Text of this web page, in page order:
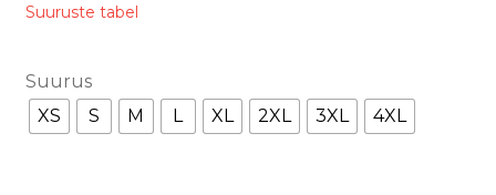
Suuruste tabel
Suurus
XS
S M L XL 2XL 3XL 4XL